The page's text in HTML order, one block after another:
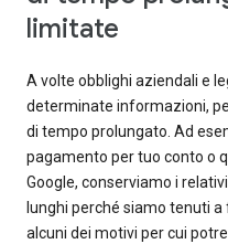
limitate
A volte obblighi aziendali e
determinate informazioni,
di tempo prolungato. Ad
pagamento per tuo conto o
Google, conserviamo i
lunghi perché siamo tenuti
alcuni dei motivi per cui